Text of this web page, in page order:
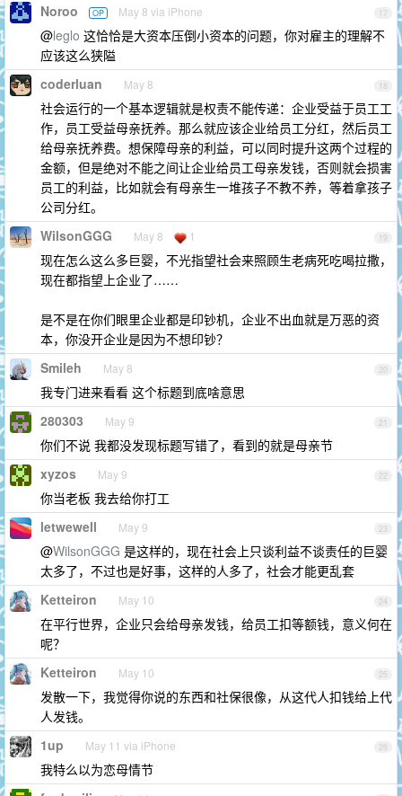
17
Noroo OP May 8 via iPhone
@leglo 这恰恰是大资本压倒小资本的问题，你对雇主的理解不
应该这么狭隘
18
coderluan May 8
社会运行的一个基本逻辑就是权责不能传递：企业受益于员工工
作，员工受益母亲抚养。那么就应该企业给员工分红，然后员工
给母亲抚养费。想保障母亲的利益，可以同时提升这两个过程的
金额，但是绝对不能之间让企业给员工母亲发钱，否则就会损害
员工的利益，比如就会有母亲生一堆孩子不教不养，等着拿孩子
公司分红。
19
WilsonGGG May 8 1
现在怎么这么多巨婴，不光指望社会来照顾生老病死吃喝拉撒，
现在都指望上企业了……
是不是在你们眼里企业都是印钞机，企业不出血就是万恶的资
本，你没开企业是因为不想印钞？
20
Smileh May 8
我专门进来看看 这个标题到底啥意思
21
280303 May 9
你们不说 我都没发现标题写错了，看到的就是母亲节
22
xyzos May 9
你当老板 我去给你打工
23
letwewell May 9
@WilsonGGG 是这样的，现在社会上只谈利益不谈责任的巨婴
太多了，不过也是好事，这样的人多了，社会才能更乱套
24
Ketteiron May 10
在平行世界，企业只会给母亲发钱，给员工扣等额钱，意义何在
呢？
25
Ketteiron May 10
发散一下，我觉得你说的东西和社保很像，从这代人扣钱给上代
人发钱。
26
1up May 11 via iPhone
我特么以为恋母情节